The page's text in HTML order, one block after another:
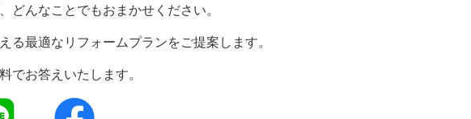
どんなことでもおまかせください。
る最適なリフォームプランをご提案します。
でお答えいたします。